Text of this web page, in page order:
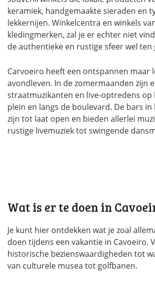
keramiek, handgemaakte sieraden en
lekkernijen. Winkelcentra en winkels
kledingmerken, zal je er echter niet
de authentieke en rustige sfeer wel ten
Carvoeiro heeft een ontspannen maar
avondleven. In de zomermaanden zijn
straatmuzikanten en live-optredens op
plein en langs de boulevard. De bars
zijn tot laat open en bieden allerlei
rustige livemuziek tot swingende
Wat is er te doen in
Je kunt hier ontdekken wat je zoal
doen tijdens een vakantie in Cavoeiro.
historische bezienswaardigheden tot
van culturele musea tot golfbanen.